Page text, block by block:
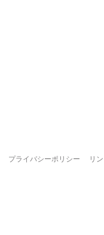
プライバシーポリシー リ